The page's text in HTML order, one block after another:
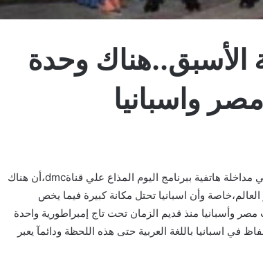
الأسبق..هناك وحدة
واسبانيا
أكد السفير جمال بيومي مساعد وزير الخارجية الأسبق في مداخلة هاتفية ببرنامج اليوم المذاع علي قناةdmc،أن هناك
العالم،خاصة وأن اسبانيا تحتل مكانة كبيرة فيما يخص
مصر وأسبانيا منذ قديم الزمان تحت تاج إمبراطورية واحدة
في اسبانيا باللغة العربية حتى هذه اللحظة ودائمآ يعبر